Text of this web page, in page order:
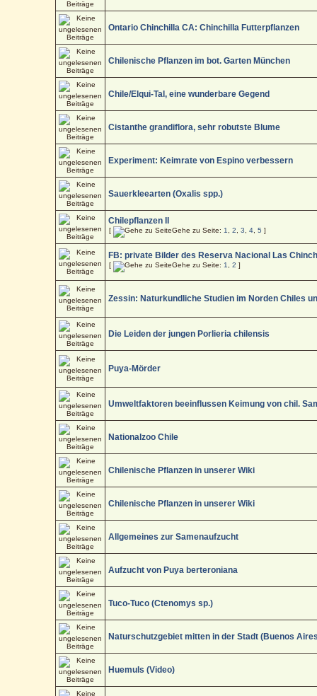
Ontario Chinchilla CA: Chinchilla Futterpflanzen
Chilenische Pflanzen im bot. Garten München
Chile/Elqui-Tal, eine wunderbare Gegend
Cistanthe grandiflora, sehr robutste Blume
Experiment: Keimrate von Espino verbessern
Sauerkleearten (Oxalis spp.)
Chilepflanzen II
[ Gehe zu Seite: 1 ,2 ,3 ,4 ,5 ]
FB: private Bilder des Reserva Nacional Las
[ Gehe zu Seite: 1 ,2 ]
Zessin: Naturkundliche Studien im Norden Chiles
Die Leiden der jungen Porlieria chilensis
Puya-Mörder
Umweltfaktoren beeinflussen Keimung von chil.
Nationalzoo Chile
Chilenische Pflanzen in unserer Wiki
Chilenische Pflanzen in unserer Wiki
Allgemeines zur Samenaufzucht
Aufzucht von Puya berteroniana
Tuco-Tuco (Ctenomys sp.)
Naturschutzgebiet mitten in der Stadt (Buenos
Huemuls (Video)